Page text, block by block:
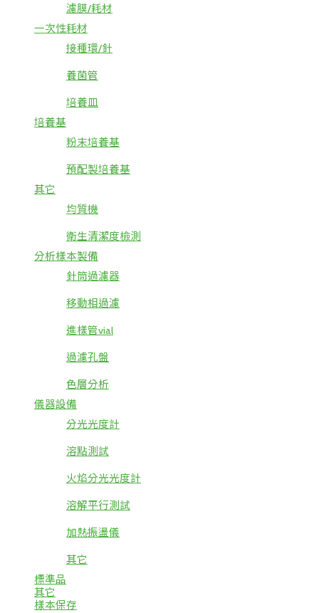
濾膜/耗材
一次性耗材
接種環/針
養菌管
培養皿
培養基
粉末培養基
預配製培養基
其它
均質機
衛生清潔度檢測
分析樣本製備
針筒過濾器
移動相過濾
進樣管vial
過濾孔盤
色層分析
儀器設備
分光光度計
溶點測試
火焰分光光度計
溶解平行測試
加熱振盪儀
其它
標準品
其它
樣本保存